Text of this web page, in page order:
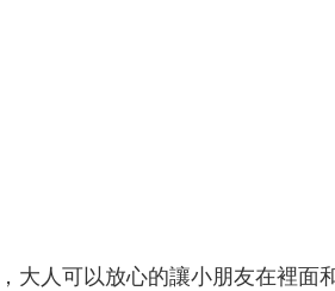
大人可以放心的讓小朋友在裡面